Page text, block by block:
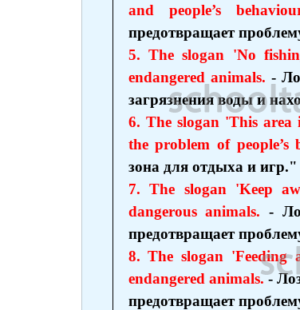
and people’s
предотвращает
5. The slogan 'No
endangered animals. -
загрязнения воды и
6. The slogan 'This
the problem of people’s
зона для отдыха и
7. The slogan 'Keep
dangerous animals. -
предотвращает
8. The slogan 'Feeding
endangered animals.-
предотвращает